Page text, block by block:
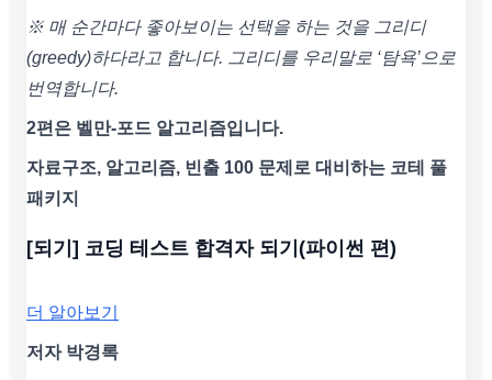
※ 매 순간마다 좋아보이는 선택을 하는 것을 그리디
(greedy)하다라고 합니다. 그리디를 우리말로 ‘탐욕’으로
번역합니다.
2편은 벨만-포드 알고리즘입니다.
자료구조, 알고리즘, 빈출 100 문제로 대비하는 코테 풀
패키지
[되기] 코딩 테스트 합격자 되기(파이썬 편)
더 알아보기
저자 박경록